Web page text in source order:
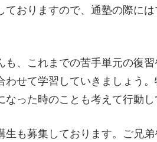
ておりますので、通塾の際に
も、これまでの苦手単元の復
わせて学習していきましょう
なった時のことも考えて行動し
生も募集しております。ご兄